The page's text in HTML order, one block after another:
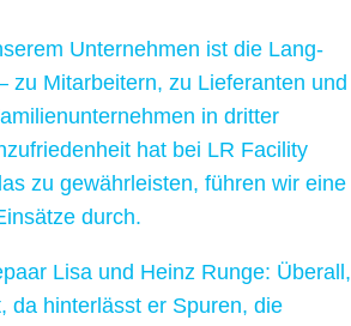
Unternehmen ist die Lang­
zu Mitarbeitern, zu Lieferanten und
in dritter
hat bei LR Facility
zu gewährleisten, führen wir eine
durch.
Lisa und Heinz Runge: Überall,
da hinterlässt er Spuren, die